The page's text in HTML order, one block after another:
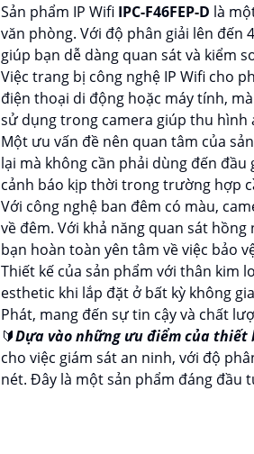
Sản phẩm IP Wifi IPC-F46FEP-D là
văn phòng. Với độ phân giải lên đến
giúp bạn dễ dàng quan sát và kiểm
Việc trang bị công nghệ IP Wifi cho
điện thoại di động hoặc máy tính,
sử dụng trong camera giúp thu hình
Một ưu vấn đề nên quan tâm của
lại mà không cần phải dùng đến
cảnh báo kịp thời trong trường hợp
Với công nghệ ban đêm có màu,
về đêm. Với khả năng quan sát
bạn hoàn toàn yên tâm về việc bảo
Thiết kế của sản phẩm với thân kim
esthetic khi lắp đặt ở bất kỳ không
Phát, mang đến sự tin cậy và chất
🔰Dựa vào những ưu điểm của thiết
cho việc giám sát an ninh, với độ
nét. Đây là một sản phẩm đáng đầu